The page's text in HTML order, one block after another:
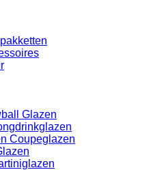
Glazen
Coupeglazen